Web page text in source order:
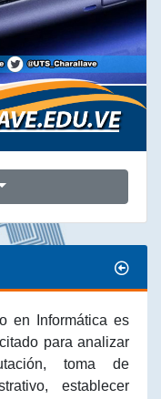
en Informática es
para analizar
toma de
establecer